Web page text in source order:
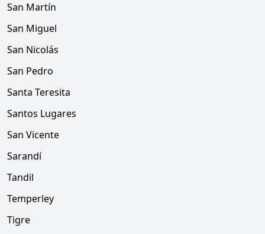
San Martín
San Miguel
San Nicolás
San Pedro
Santa Teresita
Santos Lugares
San Vicente
Sarandí
Tandil
Temperley
Tigre